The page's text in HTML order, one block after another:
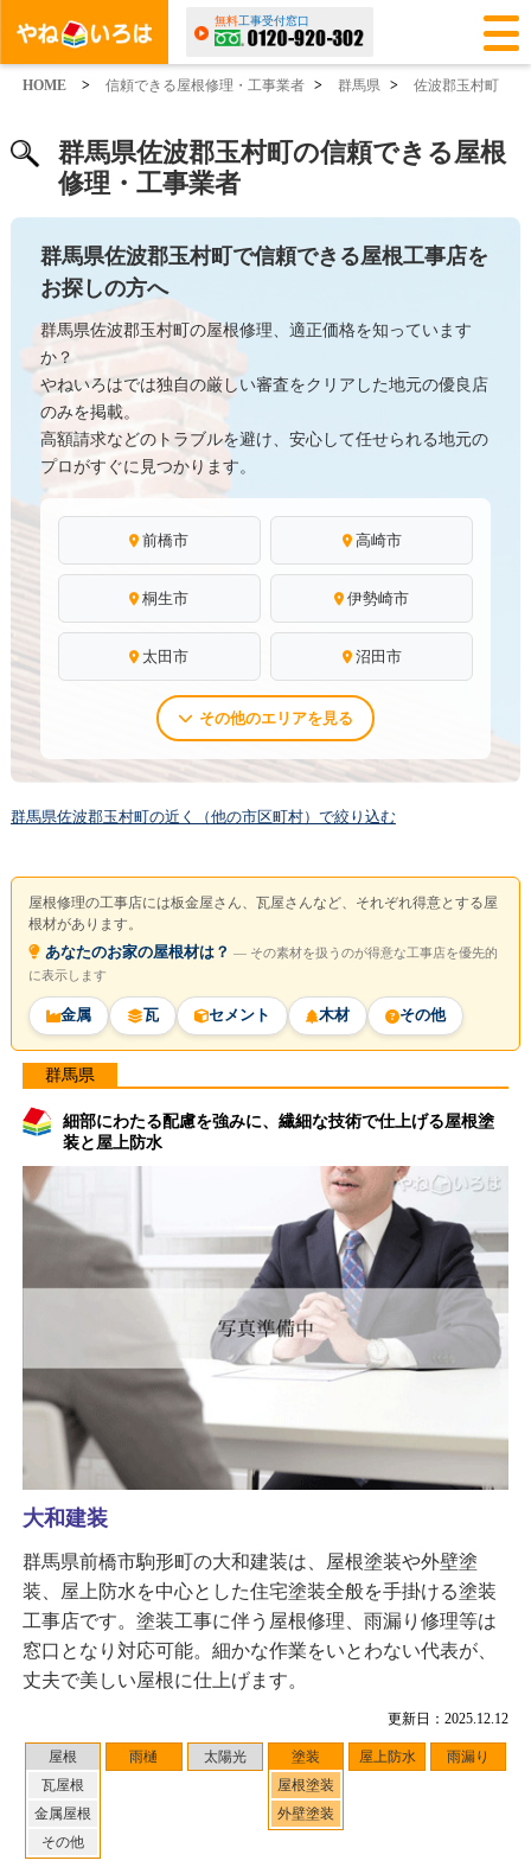
無料工事受付窓口
HOME > 信頼できる屋根修理・工事業者 > 群馬県 > 佐波郡玉村町
群馬県佐波郡玉村町の信頼できる屋根
修理・工事業者
群馬県佐波郡玉村町で信頼できる屋根工事店を
お探しの方へ
群馬県佐波郡玉村町の屋根修理、適正価格を知っています
か？
やねいろはでは独自の厳しい審査をクリアした地元の優良店
のみを掲載。
高額請求などのトラブルを避け、安心して任せられる地元の
プロがすぐに見つかります。
前橋市 高崎市
桐生市 伊勢崎市
太田市 沼田市
その他のエリアを見る
群馬県佐波郡玉村町の近く（他の市区町村）で絞り込む
屋根修理の工事店には板金屋さん、瓦屋さんなど、それぞれ得意とする屋
根材があります。
あなたのお家の屋根材は？ ― その素材を扱うのが得意な工事店を優先的
に表示します
金属 瓦 セメント 木材 その他
群馬県
細部にわたる配慮を強みに、繊細な技術で仕上げる屋根塗
装と屋上防水
更新日：2025.12.12
屋根
瓦屋根
金属屋根
その他
雨樋 太陽光
塗装
屋根塗装
外壁塗装
屋上防水 雨漏り
大和建装
群馬県前橋市駒形町の大和建装は、屋根塗装や外壁塗
装、屋上防水を中心とした住宅塗装全般を手掛ける塗装
工事店です。塗装工事に伴う屋根修理、雨漏り修理等は
窓口となり対応可能。細かな作業をいとわない代表が、
丈夫で美しい屋根に仕上げます。